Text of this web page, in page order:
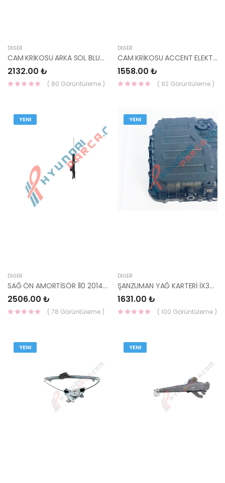
DIĞER
CAM KRİKOSU ARKA SOL BLUE 83401-1R110-YS
2132.00 ₺
( 80 Görüntüleme )
DIĞER
CAM KRİKOSU ACCENT ELEKTRİKLİ 06-11 ERA / RIO 06-11 ARKA SAĞ 83402-1G010-YS
1558.00 ₺
( 92 Görüntüleme )
YENI
DIĞER
SAĞ ÖN AMORTİSÖR İ10 2014- 54660-B9000-YS
2506.00 ₺
( 78 Görüntüleme )
YENI
DIĞER
ŞANZUMAN YAĞ KARTERİ İX35/SPORTAGE 45280-2F000/45280-2F200 YS
1631.00 ₺
( 100 Görüntüleme )
YENI YENI